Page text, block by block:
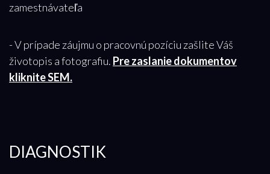
zamestnávateľa
- V prípade záujmu o pracovnú pozíciu zašlite Váš
životopis a fotografiu. Pre zaslanie dokumentov
kliknite SEM.
DIAGNOSTIK